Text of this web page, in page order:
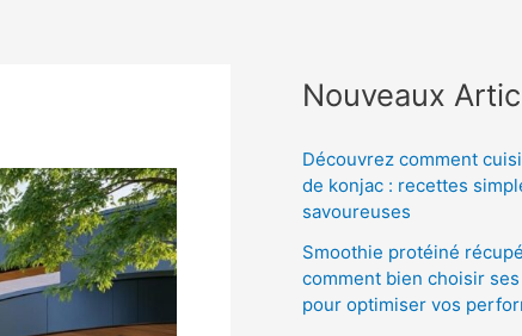
Nouveaux
Découvrez comment
de konjac : recettes
savoureuses
Smoothie protéiné
comment bien choisir
pour optimiser vos